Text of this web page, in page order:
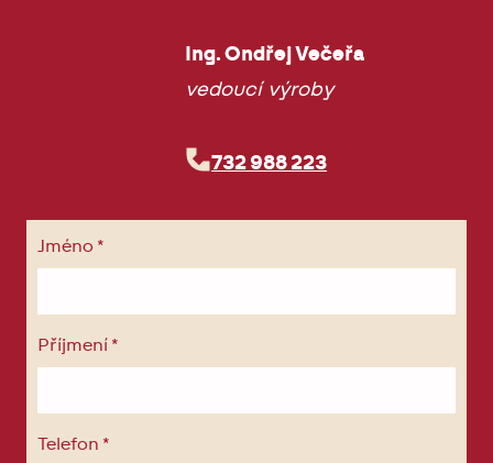
Ing. Ondřej Večeřa
vedoucí výroby
732 988 223
Jméno *
Příjmení *
Telefon *